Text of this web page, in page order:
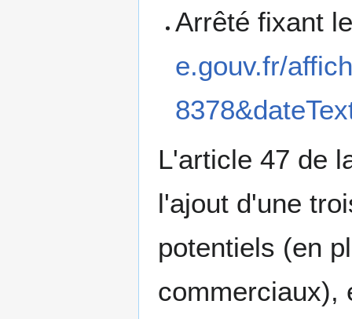
Arrêté fixant
e.gouv.fr/
L'article 47 de
l'ajout d'une
potentiels (en
commerciaux),